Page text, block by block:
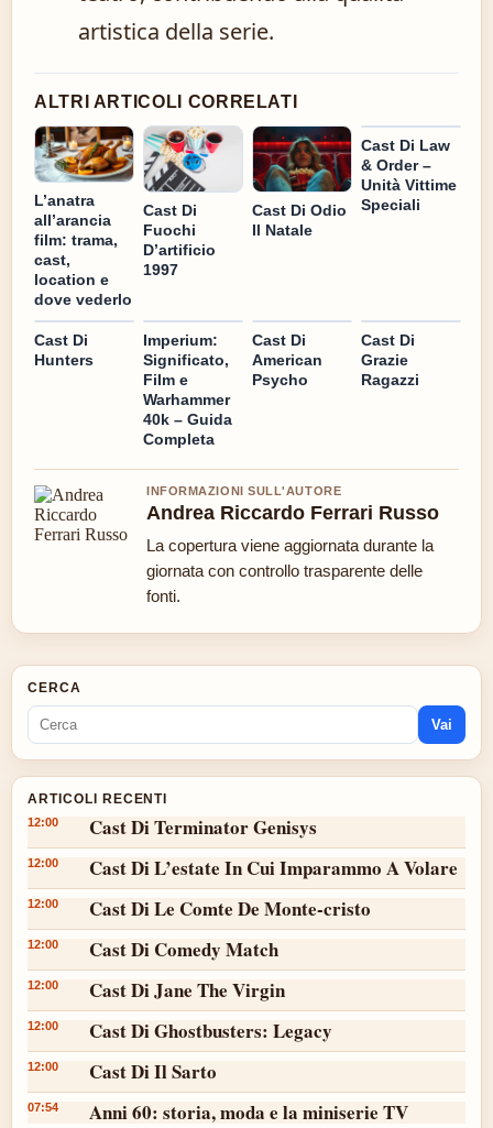
artistica della serie.
ALTRI ARTICOLI CORRELATI
L’anatra
all’arancia
film: trama,
cast,
location e
dove vederlo
Cast Di
Fuochi
D’artificio
1997
Cast Di Odio
Il Natale
Cast Di Law
& Order –
Unità Vittime
Speciali
Cast Di
Hunters
Imperium:
Significato,
Film e
Warhammer
40k – Guida
Completa
Cast Di
American
Psycho
Cast Di
Grazie
Ragazzi
INFORMAZIONI SULL'AUTORE
Andrea Riccardo Ferrari Russo
La copertura viene aggiornata durante la
giornata con controllo trasparente delle
fonti.
CERCA
Vai
ARTICOLI RECENTI
12:00 Cast Di Terminator Genisys
12:00 Cast Di L’estate In Cui Imparammo A Volare
12:00 Cast Di Le Comte De Monte-cristo
12:00 Cast Di Comedy Match
12:00 Cast Di Jane The Virgin
12:00 Cast Di Ghostbusters: Legacy
12:00 Cast Di Il Sarto
07:54 Anni 60: storia, moda e la miniserie TV